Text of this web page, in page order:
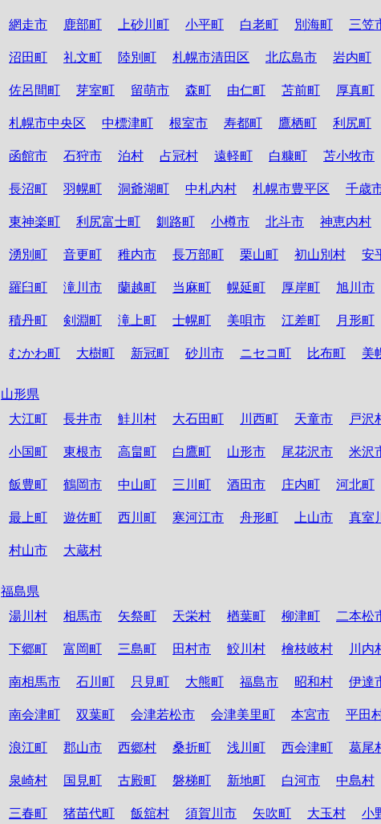
網走市 鹿部町 上砂川町 小平町 白老町 別海町 三笠
沼田町 礼文町 陸別町 札幌市清田区 北広島市 岩内町
佐呂間町 芽室町 留萌市 森町 由仁町 苫前町 厚真町
札幌市中央区 中標津町 根室市 寿都町 鷹栖町 利尻町
函館市 石狩市 泊村 占冠村 遠軽町 白糠町 苫小牧市
長沼町 羽幌町 洞爺湖町 中札内村 札幌市豊平区 千歳
東神楽町 利尻富士町 釧路町 小樽市 北斗市 神恵内村
湧別町 音更町 稚内市 長万部町 栗山町 初山別村 安
羅臼町 滝川市 蘭越町 当麻町 幌延町 厚岸町 旭川市
積丹町 剣淵町 滝上町 士幌町 美唄市 江差町 月形町
むかわ町 大樹町 新冠町 砂川市 ニセコ町 比布町 美
山形県
大江町
長井市 鮭川村 大石田町 川西町 天童市 戸沢
小国町 東根市 高畠町 白鷹町 山形市 尾花沢市 米沢
飯豊町 鶴岡市 中山町 三川町 酒田市 庄内町 河北町
最上町 遊佐町 西川町 寒河江市 舟形町 上山市 真室
村山市 大蔵村
福島県
湯川村
相馬市 矢祭町 天栄村 楢葉町 柳津町 二本松
下郷町 富岡町 三島町 田村市 鮫川村 檜枝岐村 川内
南相馬市 石川町 只見町 大熊町 福島市 昭和村 伊達
南会津町 双葉町 会津若松市 会津美里町 本宮市 平田
浪江町 郡山市 西郷村 桑折町 浅川町 西会津町 葛尾
泉崎村 国見町 古殿町 磐梯町 新地町 白河市 中島村
三春町 猪苗代町 飯舘村 須賀川市 矢吹町 大玉村 小